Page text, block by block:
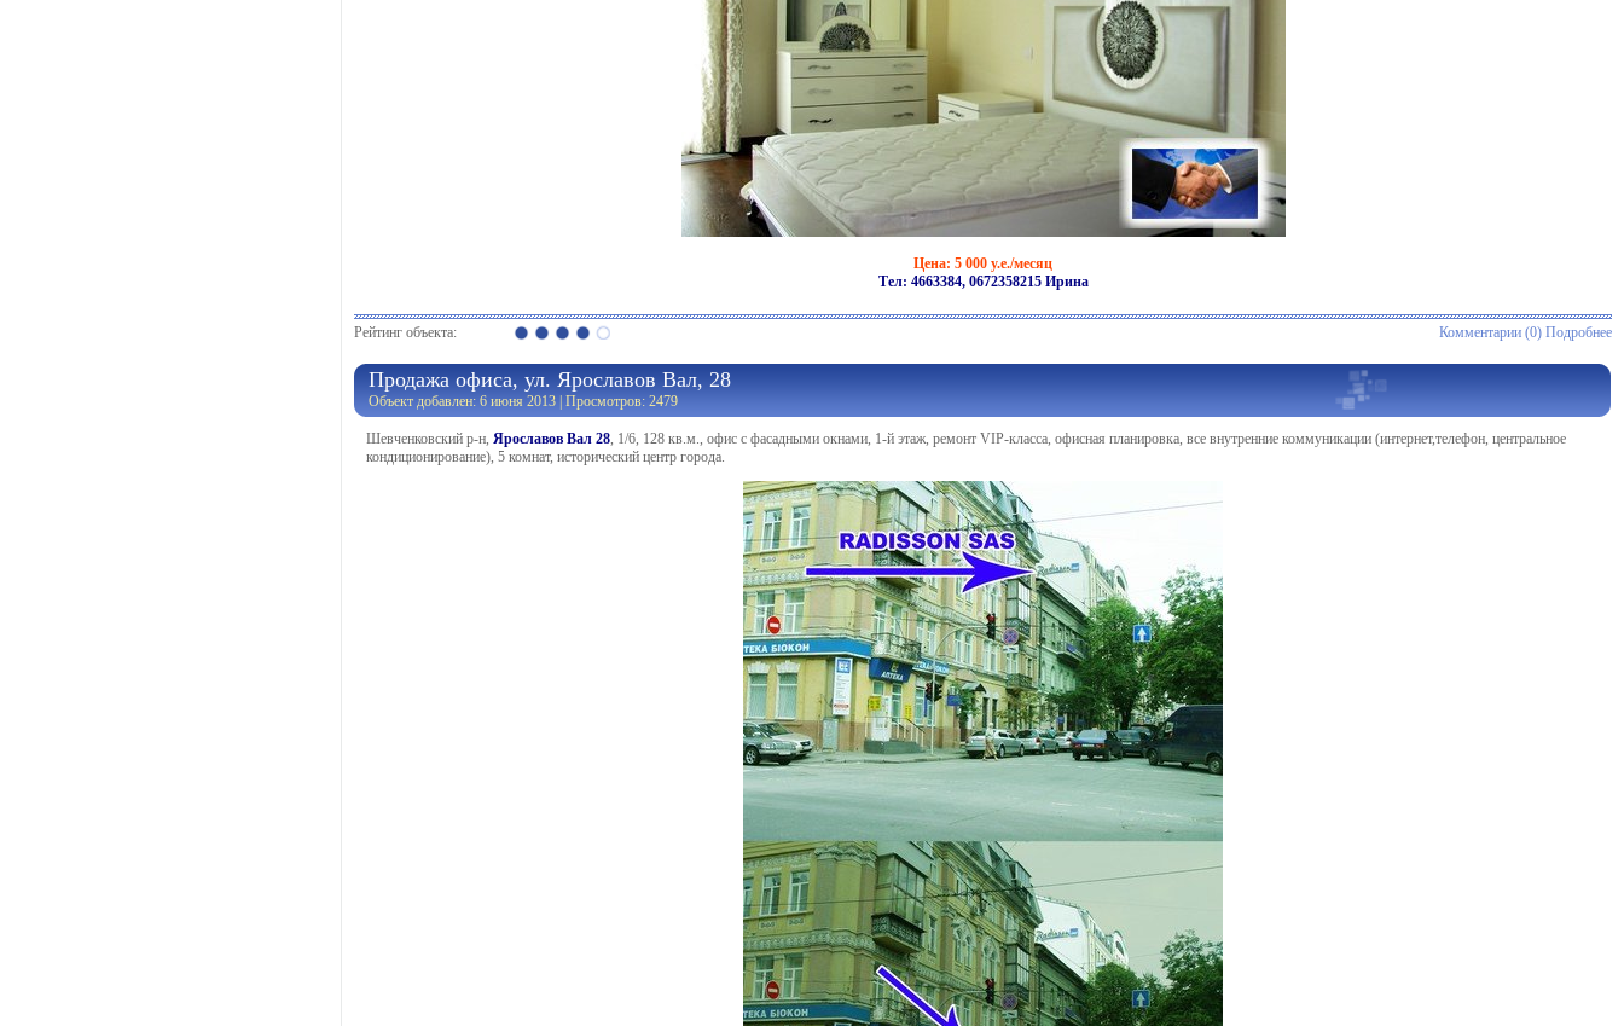
Цена: 5 000 у.е./месяц
Тел: 4663384, 0672358215 Ирина
Рейтинг объекта: Комментарии (0) Подробнее
Продажа офиса, ул. Ярославов Вал, 28
Объект добавлен: 6 июня 2013 | Просмотров: 2479
Шевченковский р-н, Ярославов Вал 28, 1/6, 128 кв.м., офис с фасадными окнами, 1-й этаж, ремонт VIP-класса, офисная планировка, все внутренние коммуникации (интернет,телефон, центральное
кондиционирование), 5 комнат, исторический центр города.